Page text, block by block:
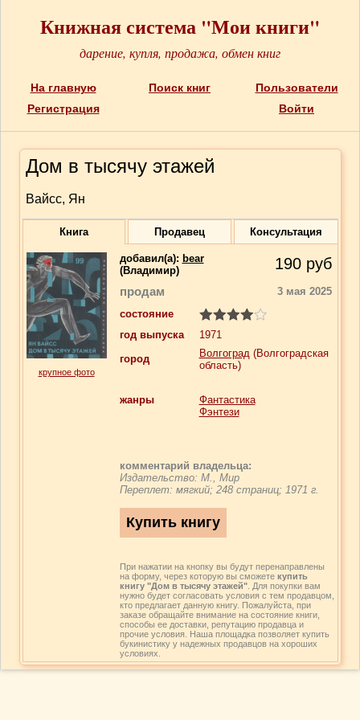
Книжная система "Мои книги"
дарение, купля, продажа, обмен книг
На главную Поиск книг
Пользователи
Регистрация
Войти
Дом в тысячу этажей
Вайсс, Ян
Книга Продавец Консультация
крупное фото
добавил(a): bear
(Владимир)
190 руб
продам
3 мая 2025
состояние
год выпуска
1971
город
Волгоград(Волгоградская
область)
жанры
Фантастика
Фэнтези
комментарий владельца:
Издательство: М., Мир
Переплет: мягкий; 248 страниц; 1971 г.
При нажатии на кнопку вы будут перенаправлены
на форму, через которую вы сможете купить
книгу "Дом в тысячу этажей". Для покупки вам
нужно будет согласовать условия с тем продавцом,
кто предлагает данную книгу. Пожалуйста, при
заказе обращайте внимание на состояние книги,
способы ее доставки, репутацию продавца и
прочие условия. Наша площадка позволяет купить
букинистику у надежных продавцов на хороших
условиях.